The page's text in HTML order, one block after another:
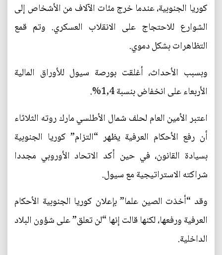
كوريا الجنوبية، عندما خرج مئات الآلاف من الأشخاص إلى
الشوارع للاحتجاج على الانقلاب العسكري. وتم قمع
التظاهرات بشكل دموي.
وبسبب الأحداث، أغلقت بورصة سيول للأوراق المالية
الأربعاء على انخفاض بنسبة 1,4%.
اعتبر الأمين العام لحلف شمال الأطلسي مارك روته الثلاثاء
أن رفع الأحكام العرفية يظهر “التزام” كوريا الجنوبية
بسيادة القانون، في حين أكد الاتحاد الأوروبي مجددا
شراكته الاستراتيجية مع سيول.
وقد “أخذت الصين علما” بإعلان كوريا الجنوبية الأحكام
العرفية ورفعها، لكنها قالت إنها “لن تعلق” على شؤون البلاد
الداخلية.